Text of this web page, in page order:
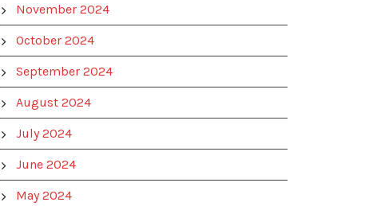
November 2024
October 2024
September 2024
August 2024
July 2024
June 2024
May 2024